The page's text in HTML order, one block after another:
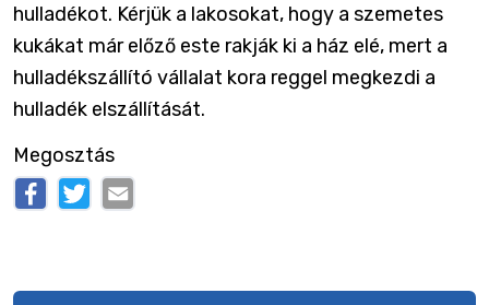
hulladékot. Kérjük a lakosokat, hogy a szemetes
kukákat már előző este rakják ki a ház elé, mert a
hulladékszállító vállalat kora reggel megkezdi a
hulladék elszállítását.
Megosztás